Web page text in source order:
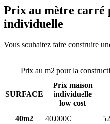
Prix au mètre carré
individuelle
Vous souhaitez faire construire
Prix au m2 pour la
SURFACE
Prix maison
individuelle
low cost
40m2
40.000€